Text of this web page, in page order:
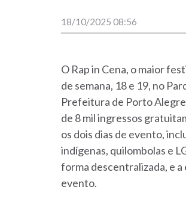
18/10/2025 08:56
O Rap in Cena, o maior
de semana, 18 e 19, no
Prefeitura de Porto
de 8 mil ingressos
os dois dias de evento,
indígenas, quilombolas e
forma descentralizada, e
evento.